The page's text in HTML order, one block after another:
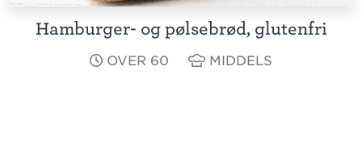
Hamburger- og pølsebrød, glutenfri
OVER 60 MIDDELS